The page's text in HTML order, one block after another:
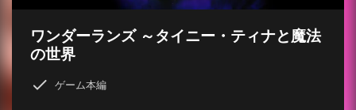
ワンダーランズ ～タイニー・ティナと魔法
の世界
ゲーム本編